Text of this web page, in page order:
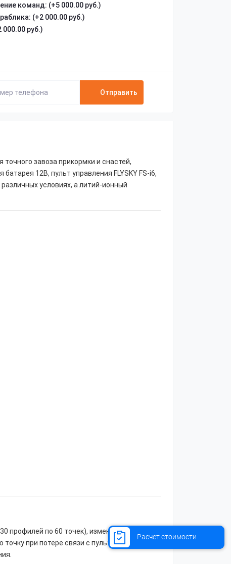
команд: (+5 000.00 руб.)
(+2 000.00 руб.)
руб.)
Отправить
завоза прикормки и снастей,
12В, пульт управления FLYSKY FS-i6,
различных условиях, а литий-ионный
профилей по 60 точек), изменять
при потере связи с пультом. Система
Расчет стоимости